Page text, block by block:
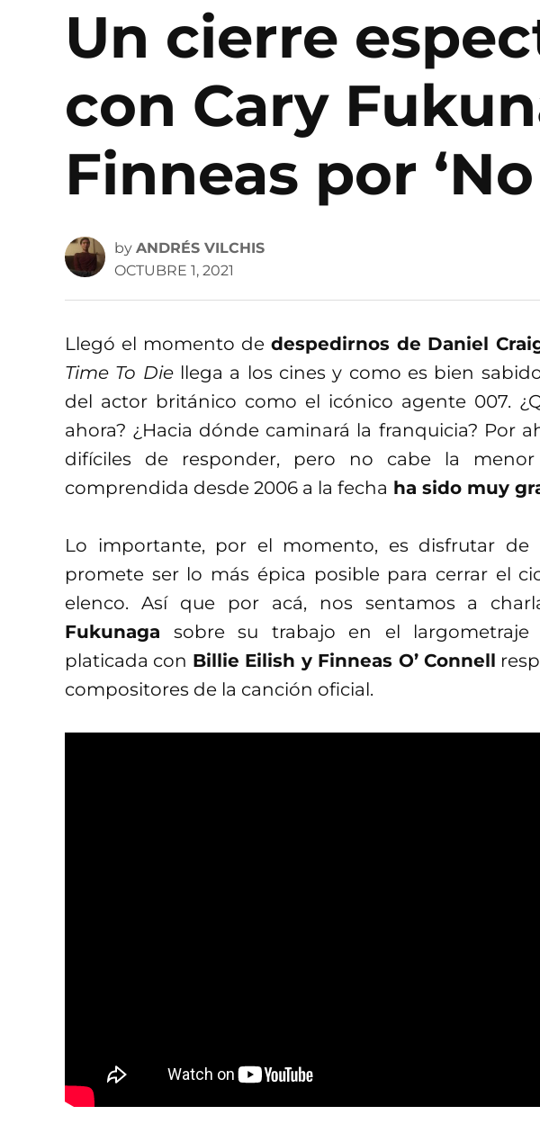
Un cierre
con Cary
Finneas por
by ANDRÉS VILCHIS
OCTUBRE 1, 2021
Llegó el momento de despedirnos de Daniel
Time To Diellega a los cines y como es bien
del actor británico como el icónico agente 007.
ahora? ¿Hacia dónde caminará la franquicia? Por
difíciles de responder, pero no cabe la
comprendida desde 2006 a la fecha ha sido muy
Lo importante, por el momento, es disfrutar de
promete ser lo más épica posible para cerrar el
elenco. Así que por acá, nos sentamos a
Fukunaga sobre su trabajo en el largometraje
platicada con Billie Eilish y Finneas O’ Connell
compositores de la canción oficial.